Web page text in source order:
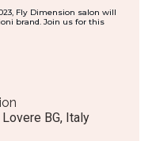
Fly Dimension salon will
brand. Join us for this
BG, Italy